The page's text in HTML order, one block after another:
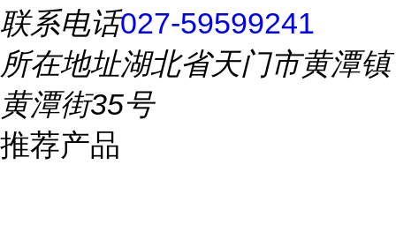
联系电话027-59599241
所在地址湖北省天门市黄潭镇
黄潭街35号
推荐产品